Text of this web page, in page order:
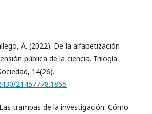
A. (2022). De la alfabetización
pública de la ciencia. Trilogía
14(26).
21457778.1855
trampas de la investigación: Cómo